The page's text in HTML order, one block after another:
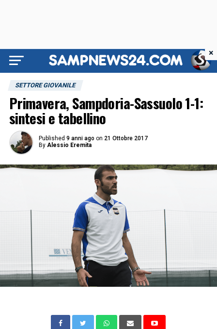
SETTORE GIOVANILE
Primavera, Sampdoria-Sassuolo 1-1:
sintesi e tabellino
Published 9 anni ago on 21 Ottobre 2017
By Alessio Eremita
×